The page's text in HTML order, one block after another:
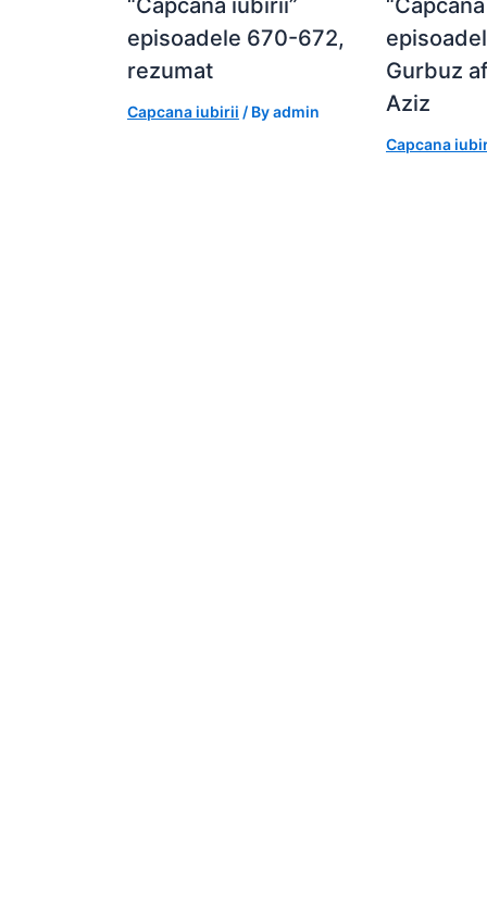
“Capcana iubirii”
episoadele 670-672,
rezumat
Capcana iubirii / Byadmin
Gurbuz
Aziz
Capcana